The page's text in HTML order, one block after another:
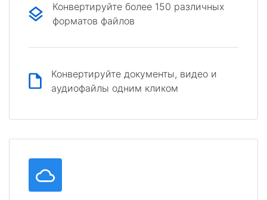
Конвертируйте более 150 различных
форматов файлов
Конвертируйте документы, видео и
аудиофайлы одним кликом